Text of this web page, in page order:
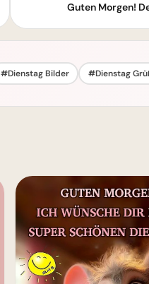
Guten Morgen!
#Dienstag Bilder #Dienstag